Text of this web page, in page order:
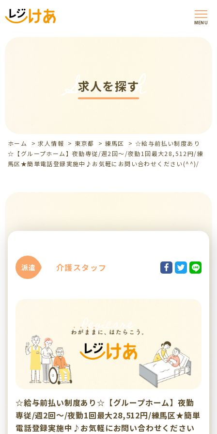
MENU
求人を探す
Search
ホーム >求人情報 > 東京都 > 練馬区 >☆給与前払い制度あり
☆【グループホーム】夜勤専従/週2回～/夜勤1回最大28,512円/練
馬区★簡単電話登録実施中♪お気軽にお問い合わせください(^^)/
派遣 介護スタッフ
☆給与前払い制度あり☆【グループホーム】夜勤
専従/週2回～/夜勤1回最大28,512円/練馬区★簡単
電話登録実施中♪お気軽にお問い合わせください